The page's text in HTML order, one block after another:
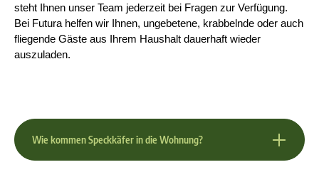
steht Ihnen unser Team jederzeit bei Fragen zur Verfügung.
Bei Futura helfen wir Ihnen, ungebetene, krabbelnde oder auch
fliegende Gäste aus Ihrem Haushalt dauerhaft wieder
auszuladen.
Wie kommen Speckkäfer in die Wohnung?